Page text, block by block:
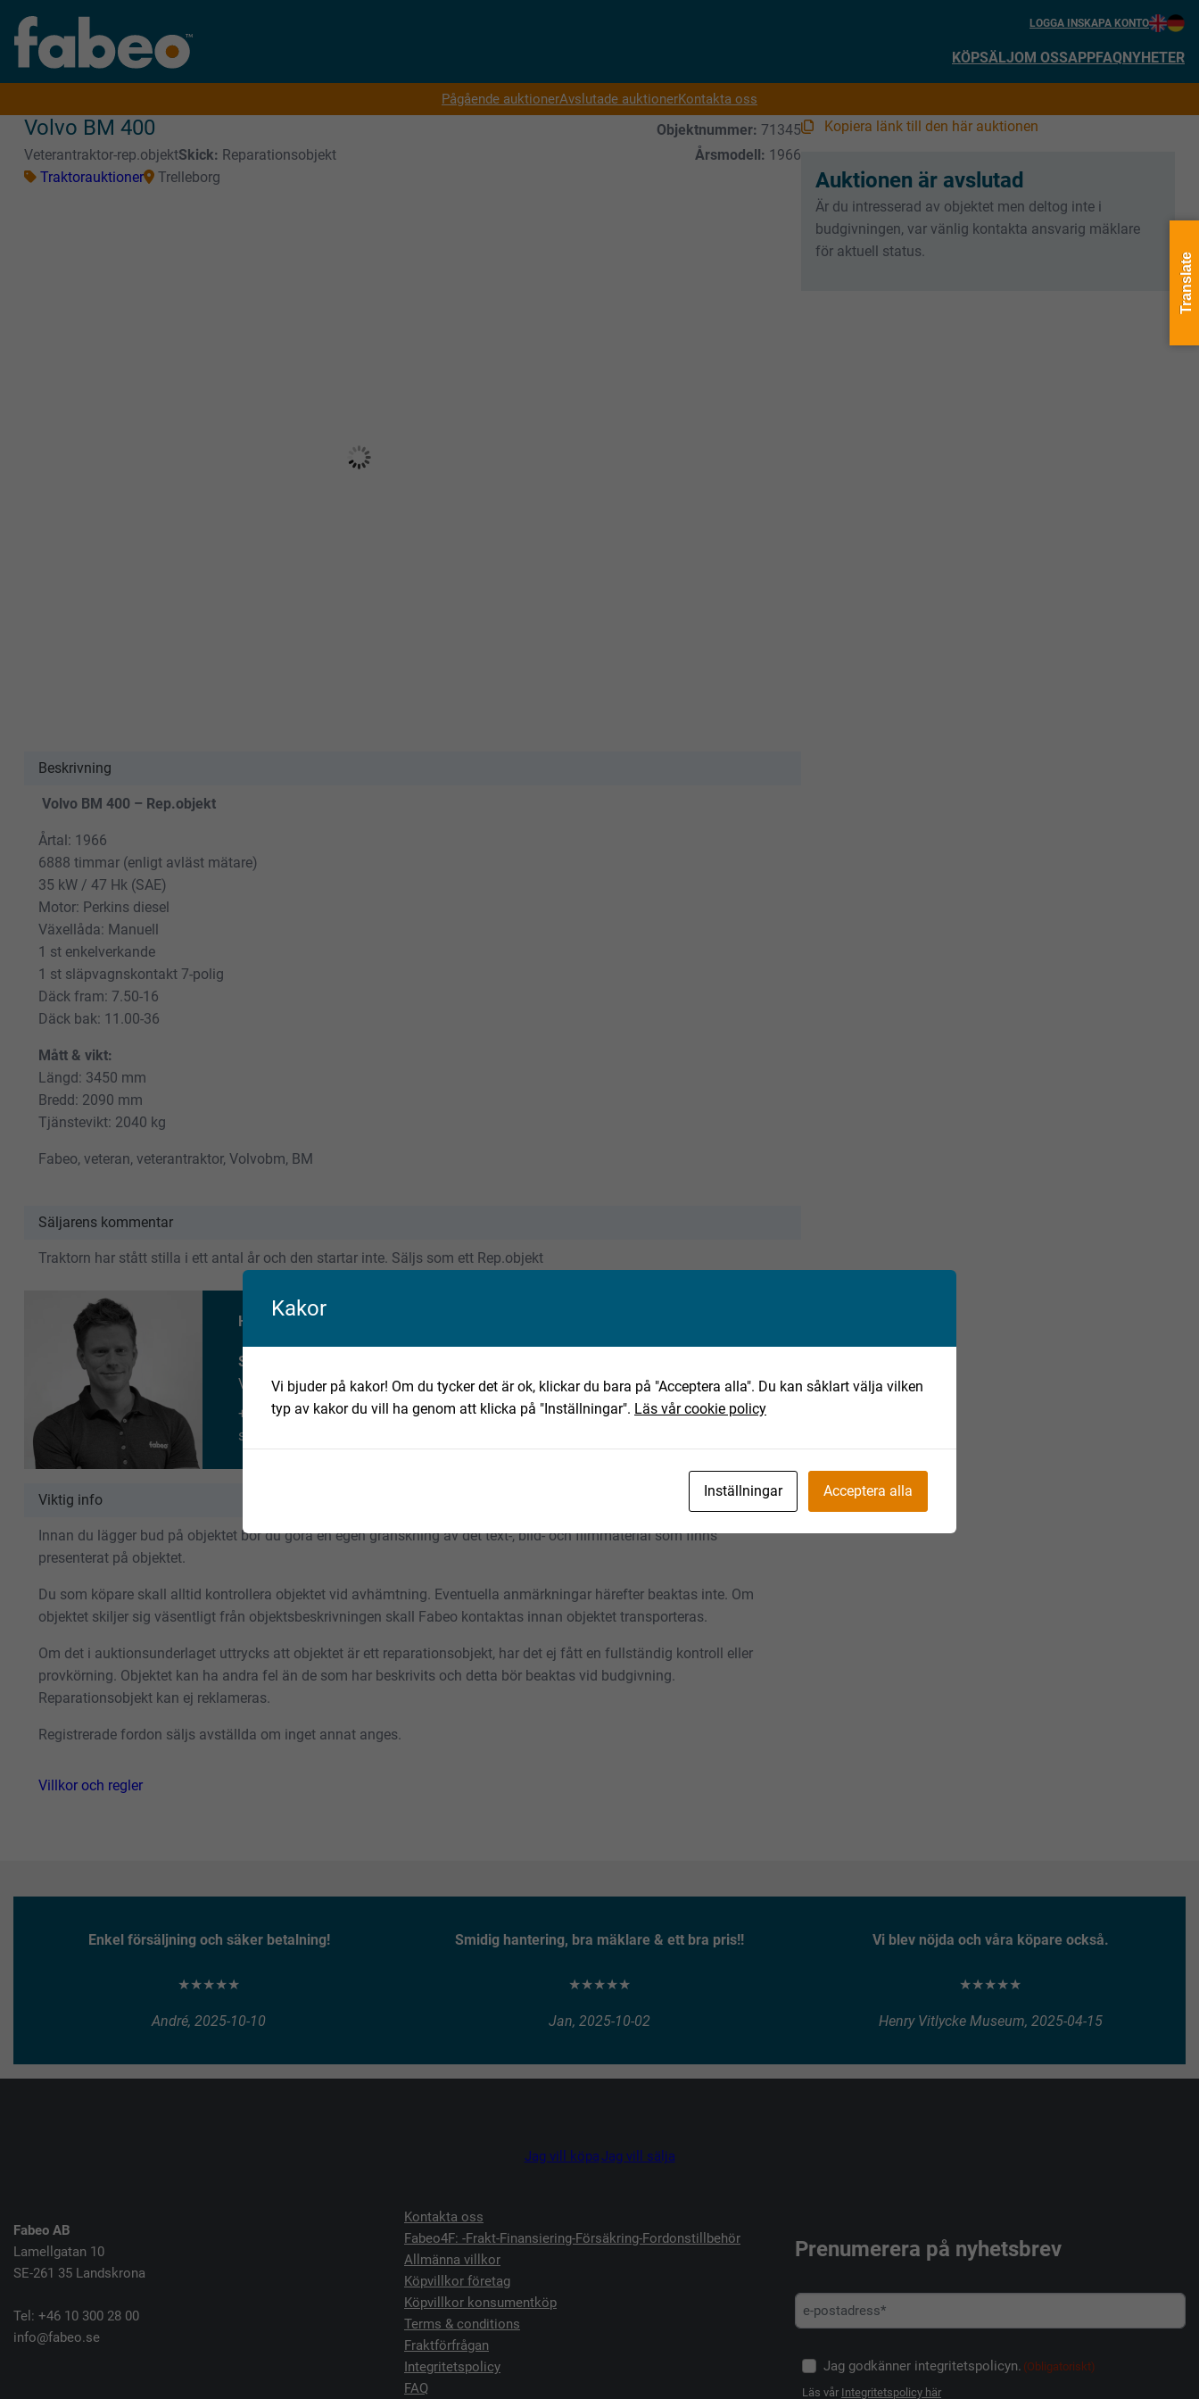
LOGGA INSKAPA KONTO
KÖPSÄLJOM OSSAPPFAQNYHETER
Pågående auktionerAvslutade auktionerKontakta oss
Volvo BM 400 Objektnummer: 71345
Veterantraktor-rep.objektSkick: Reparationsobjekt Årsmodell: 1966
Traktorauktioner
Trelleborg
Beskrivning
Volvo BM 400 – Rep.objekt
Årtal: 1966
6888 timmar (enligt avläst mätare)
35 kW / 47 Hk (SAE)
Motor: Perkins diesel
Växellåda: Manuell
1 st enkelverkande
1 st släpvagnskontakt 7-polig
Däck fram: 7.50-16
Däck bak: 11.00-36
Mått & vikt:
Längd: 3450 mm
Bredd: 2090 mm
Tjänstevikt: 2040 kg
Fabeo, veteran, veterantraktor, Volvobm, BM
Säljarens kommentar
Traktorn har stått stilla i ett antal år och den startar inte. Säljs som ett Rep.objekt
Har du fler frågor om detta objekt?
Simon Bengtsson
VD
+46 702 526 741
simon.bengtsson@fabeo.se
Viktig info
Innan du lägger bud på objektet bör du göra en egen granskning av det text-, bild- och filmmaterial som finns
presenterat på objektet.
Du som köpare skall alltid kontrollera objektet vid avhämtning. Eventuella anmärkningar härefter beaktas inte. Om
objektet skiljer sig väsentligt från objektsbeskrivningen skall Fabeo kontaktas innan objektet transporteras.
Om det i auktionsunderlaget uttrycks att objektet är ett reparationsobjekt, har det ej fått en fullständig kontroll eller
provkörning. Objektet kan ha andra fel än de som har beskrivits och detta bör beaktas vid budgivning.
Reparationsobjekt kan ej reklameras.
Registrerade fordon säljs avställda om inget annat anges.
Villkor och regler
Kopiera länk till den här auktionen
Auktionen är avslutad
Är du intresserad av objektet men deltog inte i
budgivningen, var vänlig kontakta ansvarig mäklare
för aktuell status.
Enkel försäljning och säker betalning!
★★★★★
André, 2025-10-10
Smidig hantering, bra mäklare & ett bra pris!!
★★★★★
Jan, 2025-10-02
Vi blev nöjda och våra köpare också.
★★★★★
Henry Vitlycke Museum, 2025-04-15
Jag vill köpaJag vill sälja
Fabeo AB
Lamellgatan 10
SE-261 35 Landskrona
Tel: +46 10 300 28 00
info@fabeo.se
Kontakta oss
Fabeo4F: -Frakt-Finansiering-Försäkring-Fordonstillbehör
Allmänna villkor
Köpvillkor företag
Köpvillkor konsumentköp
Terms & conditions
Fraktförfrågan
Integritetspolicy
FAQ
Prenumerera på nyhetsbrev
Jag godkänner integritetspolicyn. (Obligatoriskt)
Läs vår Integritetspolicy här
Kakor
Vi bjuder på kakor! Om du tycker det är ok, klickar du bara på "Acceptera alla". Du kan såklart välja vilken
typ av kakor du vill ha genom att klicka på "Inställningar". Läs vår cookie policy
Inställningar Acceptera alla
Translate